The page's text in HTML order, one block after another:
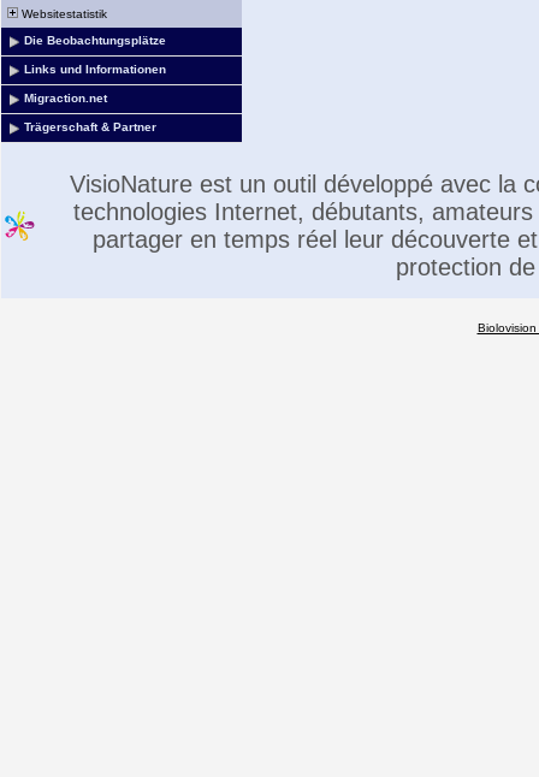
Websitestatistik
Die Beobachtungsplätze
Links und Informationen
Migraction.net
Trägerschaft & Partner
VisioNature est un outil développé avec la
technologies Internet, débutants,
partager en temps réel leur découverte
protection
Biolovision